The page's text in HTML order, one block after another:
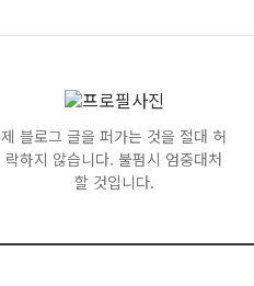
제 블로그 글을 퍼가는 것을 절대 허
락하지 않습니다. 불펌시 엄중대처
할 것입니다.